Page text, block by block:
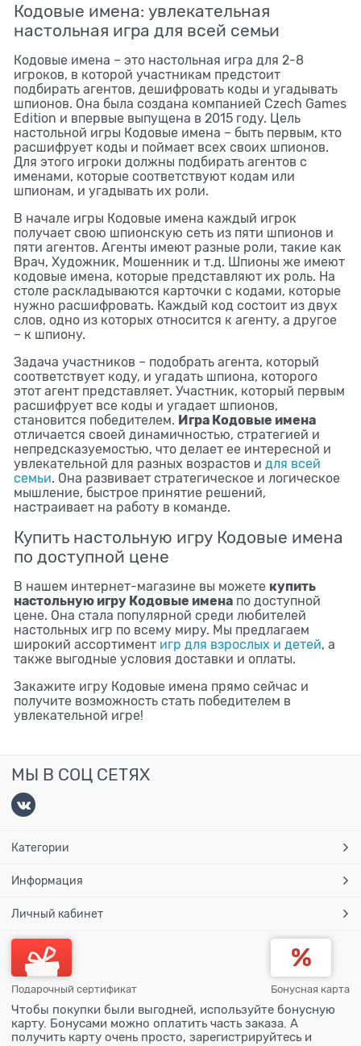
Кодовые имена: увлекательная
настольная игра для всей семьи
Кодовые имена – это настольная игра для 2-8
игроков, в которой участникам предстоит
подбирать агентов, дешифровать коды и угадывать
шпионов. Она была создана компанией Czech Games
Edition и впервые выпущена в 2015 году. Цель
настольной игры Кодовые имена – быть первым, кто
расшифрует коды и поймает всех своих шпионов.
Для этого игроки должны подбирать агентов с
именами, которые соответствуют кодам или
шпионам, и угадывать их роли.
В начале игры Кодовые имена каждый игрок
получает свою шпионскую сеть из пяти шпионов и
пяти агентов. Агенты имеют разные роли, такие как
Врач, Художник, Мошенник и т.д. Шпионы же имеют
кодовые имена, которые представляют их роль. На
столе раскладываются карточки с кодами, которые
нужно расшифровать. Каждый код состоит из двух
слов, одно из которых относится к агенту, а другое
– к шпиону.
Задача участников – подобрать агента, который
соответствует коду, и угадать шпиона, которого
этот агент представляет. Участник, который первым
расшифрует все коды и угадает шпионов,
становится победителем. Игра Кодовые имена
отличается своей динамичностью, стратегией и
непредсказуемостью, что делает ее интересной и
увлекательной для разных возрастов идля всей
семьи. Она развивает стратегическое и логическое
мышление, быстрое принятие решений,
настраивает на работу в команде.
Купить настольную игру Кодовые имена
по доступной цене
В нашем интернет-магазине вы можете купить
настольную игру Кодовые имена по доступной
цене. Она стала популярной среди любителей
настольных игр по всему миру. Мы предлагаем
широкий ассортимент игр для взрослых и детей, а
также выгодные условия доставки и оплаты.
Закажите игру Кодовые имена прямо сейчас и
получите возможность стать победителем в
увлекательной игре!
МЫ В СОЦ СЕТЯХ
Категории
Информация
Личный кабинет
Подарочный сертификат Бонусная карта
Чтобы покупки были выгодней, используйте бонусную
карту. Бонусами можно оплатить часть заказа. А
получить карту очень просто, зарегистрируйтесь и